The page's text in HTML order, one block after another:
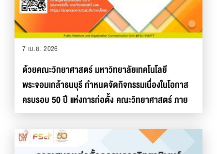
7 เม.ย. 2026
ด้วยคณะวิทยาศาสตร์ มหาวิทยาลัยเทคโนโลยี
พระจอมเกล้าธนบุรี กำหนดจัดกิจกรรมเนื่องในโอกาส
ครบรอบ 50 ปี แห่งการก่อตั้ง คณะวิทยาศาสตร์ ภาย
ใต้ธีม “50 ปี คณะวิทยาศาสตร์ พิพัฒนาปัญญา
พัฒนาสังคม” ในการนี้ คณะฯ ได้จัดทำ ตราสัญลักษณ์
ครบรอบ 50 ปี